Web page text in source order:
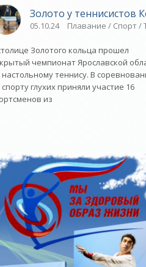
- «Ярославский
/ Новости разное
Золото у теннисистов
05.10.24 Плавание / Спорт /
Золотого кольца прошел
чемпионат Ярославской
настольному теннису. В
глухих приняли участие 16
из